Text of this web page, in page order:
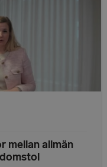
mellan allmän